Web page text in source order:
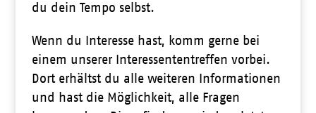
du dein Tempo selbst.
Wenn du Interesse hast, komm gerne bei
einem unserer Interessententreffen vorbei.
Dort erhältst du alle weiteren Informationen
und hast die Möglichkeit, alle Fragen